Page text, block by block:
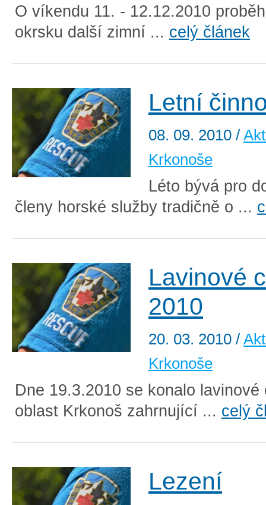
O víkendu 11. - 12.12.2010
okrsku další zimní ... celý článek
Letní
08. 09. 2010 /
Krkonoše
Léto bývá pro
členy horské služby tradičně o ...
Lavinové
2010
20. 03. 2010 /
Krkonoše
Dne 19.3.2010 se konalo
oblast Krkonoš zahrnující ... celý
Lezení